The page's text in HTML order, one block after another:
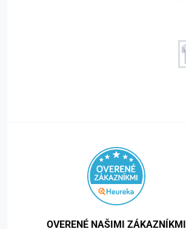
OVERENÉ NAŠIMI ZÁKAZNÍKMI